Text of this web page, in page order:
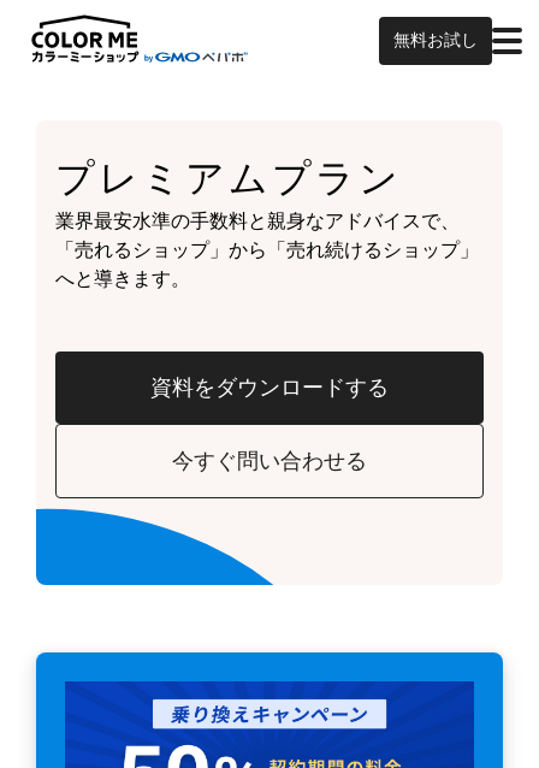
無料お試し
プレミアムプラン
業界最安水準の手数料と親身なアドバイスで、
「売れるショップ」から「売れ続けるショップ」
へと導きます。
資料をダウンロードする
今すぐ問い合わせる